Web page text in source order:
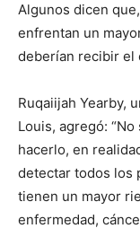
Algunos dicen
enfrentan un
deberían recibir el
Ruqaiijah Yearby,
Louis, agregó:
hacerlo, en
detectar todos los
tienen un mayor
enfermedad,